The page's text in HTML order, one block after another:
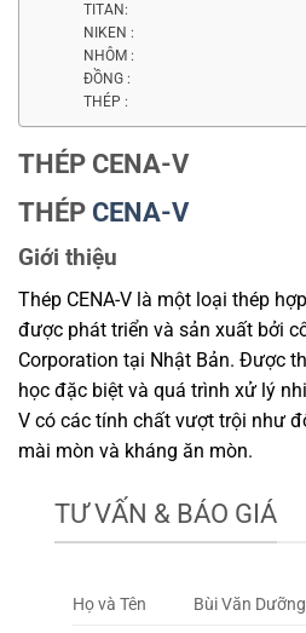
TITAN:
NIKEN :
NHÔM :
ĐỒNG :
THÉP :
THÉP CENA-V
THÉP CENA-V
Giới thiệu
Thép CENA-V là một loại thép
được phát triển và sản xuất bởi
Corporation tại Nhật Bản. Được
học đặc biệt và quá trình xử lý
V có các tính chất vượt trội như
mài mòn và kháng ăn mòn.
TƯ VẤN & BÁO GIÁ
Họ và Tên
Bùi Văn Dưỡng